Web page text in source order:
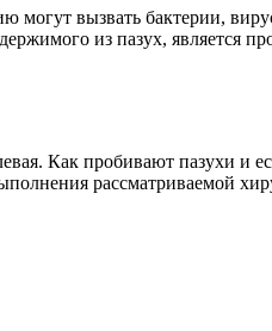
вызвать бактерии,
из пазух, является
Как пробивают пазухи и
рассматриваемой